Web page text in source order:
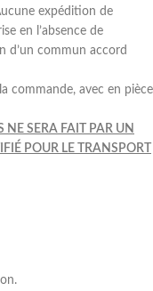
expédition de
en l’absence de
d’un commun accord
commande, avec en pièce
SERA FAIT PAR UN
POUR LE TRANSPORT